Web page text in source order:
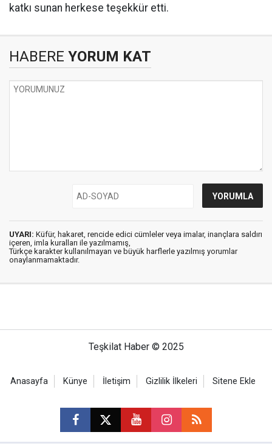
katkı sunan herkese teşekkür etti.
HABERE YORUM KAT
UYARI: Küfür, hakaret, rencide edici cümleler veya imalar, inançlara saldırı
içeren, imla kuralları ile yazılmamış,
Türkçe karakter kullanılmayan ve büyük harflerle yazılmış yorumlar
onaylanmamaktadır.
Teşkilat Haber © 2025
Anasayfa Künye İletişim Gizlilik İlkeleri Sitene Ekle